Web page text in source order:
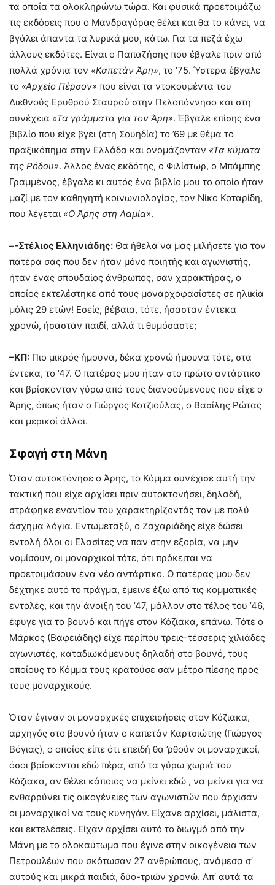
τα οποία τα ολοκληρώνω τώρα. Και φυσικά προετοιμάζω
τις εκδόσεις που ο Μανδραγόρας θέλει και θα το κάνει, να
βγάλει άπαντα τα λυρικά μου, κάτω. Για τα πεζά έχω
άλλους εκδότες. Είναι ο Παπαζήσης που έβγαλε πριν από
πολλά χρόνια τον «Καπετάν Άρη», το ’75. Ύστερα έβγαλε
το «Αρχείο Πέρσον» που είναι τα ντοκουμέντα του
Διεθνούς Ερυθρού Σταυρού στην Πελοπόννησο και στη
συνέχεια «Τα γράμματα για τον Άρη». Έβγαλε επίσης ένα
βιβλίο που είχε βγει (στη Σουηδία) το ’69 με θέμα το
πραξικόπημα στην Ελλάδα και ονομάζονταν «Τα κύματα
της Ρόδου». Άλλος ένας εκδότης, ο Φιλίστωρ, ο Μπάμπης
Γραμμένος, έβγαλε κι αυτός ένα βιβλίο μου το οποίο ήταν
μαζί με τον καθηγητή κοινωνιολογίας, τον Νίκο Κοταρίδη,
που λέγεται «Ο Άρης στη Λαμία».
–-Στέλιος Ελληνιάδης: Θα ήθελα να μας μιλήσετε για τον
πατέρα σας που δεν ήταν μόνο ποιητής και αγωνιστής,
ήταν ένας σπουδαίος άνθρωπος, σαν χαρακτήρας, ο
οποίος εκτελέστηκε από τους μοναρχοφασίστες σε ηλικία
μόλις 29 ετών! Εσείς, βέβαια, τότε, ήσασταν έντεκα
χρονώ, ήσασταν παιδί, αλλά τι θυμόσαστε;
–ΚΠ: Πιο μικρός ήμουνα, δέκα χρονώ ήμουνα τότε, στα
έντεκα, το ’47. Ο πατέρας μου ήταν στο πρώτο αντάρτικο
και βρίσκονταν γύρω από τους διανοούμενους που είχε ο
Άρης, όπως ήταν ο Γιώργος Κοτζιούλας, ο Βασίλης Ρώτας
και μερικοί άλλοι.
Σφαγή στη Μάνη
Όταν αυτοκτόνησε ο Άρης, το Κόμμα συνέχισε αυτή την
τακτική που είχε αρχίσει πριν αυτοκτονήσει, δηλαδή,
στράφηκε εναντίον του χαρακτηρίζοντάς τον με πολύ
άσχημα λόγια. Εντωμεταξύ, ο Ζαχαριάδης είχε δώσει
εντολή όλοι οι Ελασίτες να παν στην εξορία, να μην
νομίσουν, οι μοναρχικοί τότε, ότι πρόκειται να
προετοιμάσουν ένα νέο αντάρτικο. Ο πατέρας μου δεν
δέχτηκε αυτό το πράγμα, έμεινε έξω από τις κομματικές
εντολές, και την άνοιξη του ’47, μάλλον στο τέλος του ’46,
έφυγε για το βουνό και πήγε στον Κόζιακα, επάνω. Τότε ο
Μάρκος (Βαφειάδης) είχε περίπου τρεις-τέσσερις χιλιάδες
αγωνιστές, καταδιωκόμενους δηλαδή στο βουνό, τους
οποίους το Κόμμα τους κρατούσε σαν μέτρο πίεσης προς
τους μοναρχικούς.
Όταν έγιναν οι μοναρχικές επιχειρήσεις στον Κόζιακα,
αρχηγός στο βουνό ήταν ο καπετάν Καρτσιώτης (Γιώργος
Βόγιας), ο οποίος είπε ότι επειδή θα ’ρθούν οι μοναρχικοί,
όσοι βρίσκονται εδώ πέρα, από τα γύρω χωριά του
Κόζιακα, αν θέλει κάποιος να μείνει εδώ , να μείνει για να
ενθαρρύνει τις οικογένειες των αγωνιστών που άρχισαν
οι μοναρχικοί να τους κυνηγάν. Είχανε αρχίσει, μάλιστα,
και εκτελέσεις. Είχαν αρχίσει αυτό το διωγμό από την
Μάνη με το ολοκαύτωμα που έγινε στην οικογένεια των
Πετρουλέων που σκότωσαν 27 ανθρώπους, ανάμεσα σ’
αυτούς και μικρά παιδιά, δύο-τριών χρονώ. Απ’ αυτά τα